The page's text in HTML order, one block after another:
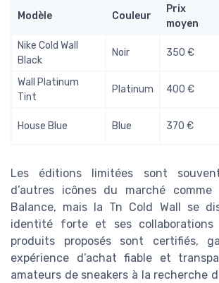
Modèle Couleur
Prix
moyen
Nike Cold Wall
Black
Noir 350 €
Wall Platinum
Tint
Platinum 400 €
House Blue Blue 370 €
Les éditions limitées sont
d’autres icônes du marché
Balance, mais la Tn Cold Wall se
identité forte et ses collaborations
produits proposés sont certifiés,
expérience d’achat fiable et
amateurs de sneakers à la recherche